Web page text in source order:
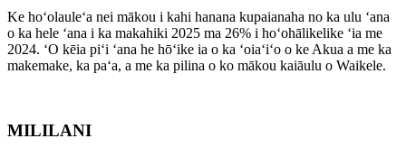
Ke hoʻolauleʻa nei mākou i kahi hanana kupaianaha no ka ulu ʻana
o ka hele ʻana i ka makahiki 2025 ma 26% i hoʻohālikelike ʻia me
2024. ʻO kēia piʻi ʻana he hōʻike ia o ka ʻoiaʻiʻo o ke Akua a me ka
makemake, ka paʻa, a me ka pilina o ko mākou kaiāulu o Waikele.
MILILANI